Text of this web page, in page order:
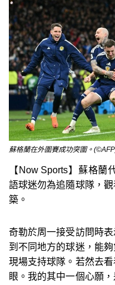
蘇格蘭在外圍賽成功突圍。
【Now Sports】蘇格
語球迷勿為追隨球隊，
築。
奇勒於周一接受訪問時
到不同地方的球迷，能
現場支持球隊。若然去
眼。我的其中一個心願